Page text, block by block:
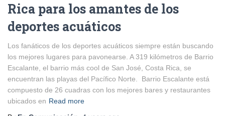
Rica para los amantes de los
deportes acuáticos
Los fanáticos de los deportes acuáticos siempre están buscando
los mejores lugares para pavonearse. A 319 kilómetros de Barrio
Escalante, el barrio más cool de San José, Costa Rica, se
encuentran las playas del Pacífico Norte. Barrio Escalante está
compuesto de 26 cuadras con los mejores bares y restaurantes
ubicados en Read more